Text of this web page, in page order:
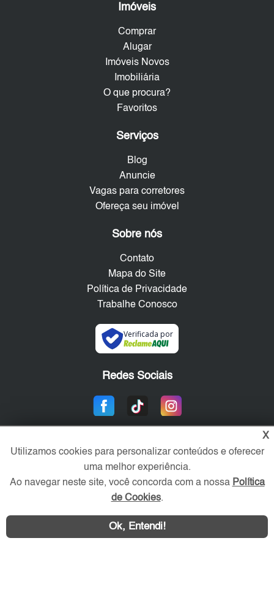
Imóveis
Comprar
Alugar
Imóveis Novos
Imobiliária
O que procura?
Favoritos
Serviços
Blog
Anuncie
Vagas para corretores
Ofereça seu imóvel
Sobre nós
Contato
Mapa do Site
Política de Privacidade
Trabalhe Conosco
Verificada por
Redes Sociais
Área exclusiva aos anunciantes,
X
Utilizamos cookies para personalizar conteúdos e oferecer
uma melhor experiência.
Ao navegar neste site, você concorda com a nossa Política
de Cookies.
Ok, Entendi!